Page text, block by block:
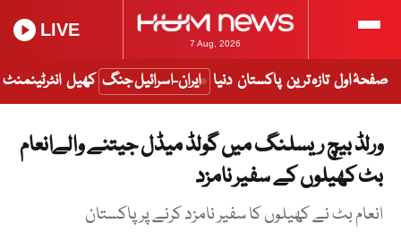
7 Aug, 2026
LIVE
صفحۂ اول تازہ ترین پاکستان دنیا ایران-اسرائیل جنگ کھیل انٹرٹینمنٹ
ورلڈ بیچ ریسلنگ میں گولڈ میڈل جیتنے والےانعام
بٹ کھیلوں کے سفیر نامزد
انعام بٹ نے کھیلوں کا سفیر نامزد کرنے پر پاکستان